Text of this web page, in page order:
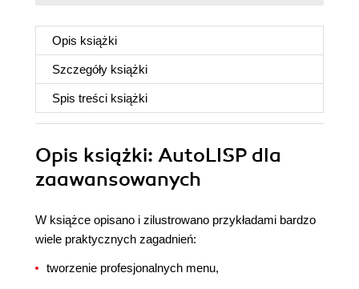
Opis książki
Szczegóły książki
Spis treści książki
Opis książki: AutoLISP dla
zaawansowanych
W książce opisano i zilustrowano przykładami bardzo
wiele praktycznych zagadnień:
tworzenie profesjonalnych menu,